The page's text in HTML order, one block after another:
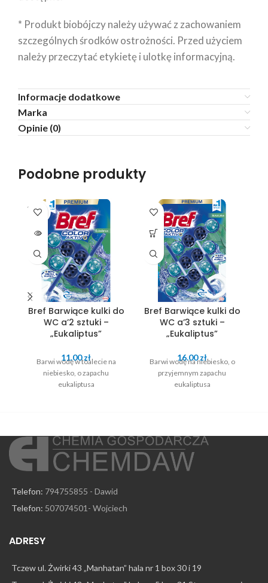
* Produkt biobójczy należy używać z zachowaniem
szczególnych środków ostrożności. Przed użyciem
należy przeczytać etykietę i ulotkę informacyjną.
Informacje dodatkowe
Marka
Opinie (0)
Podobne produkty
SOLD
OUT
Bref Barwiące kulki do
WC a’2 sztuki –
„Eukaliptus”
11.00zł
Barwi wodę w toalecie na
niebiesko, o zapachu
eukaliptusa
Bref Barwiące kulki do
WC a’3 sztuki –
„Eukaliptus”
16.00zł
Barwi wodę na niebiesko, o
przyjemnym zapachu
eukaliptusa
Telefon: 794755855 - Dawid
Telefon: 507074501- Wojciech
ADRESY
Tczew ul. Żwirki 43 „Manhatan” hala nr 1 box 30 i 19